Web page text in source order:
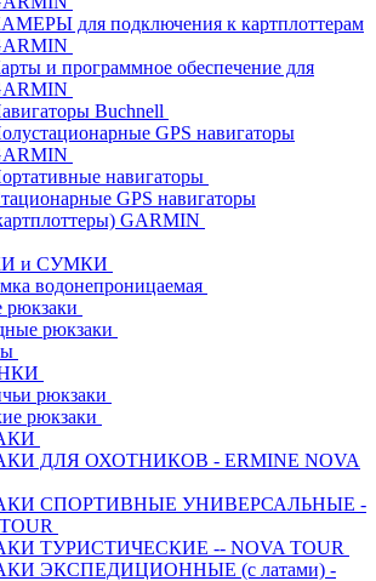
для подключения к картплоттерам
и программное обеспечение для
Buchnell
GPS навигаторы
навигаторы
GPS навигаторы
GARMIN
и СУМКИ
водонепроницаемая
рюкзаки
рюкзаки
рюкзаки
рюкзаки
ДЛЯ ОХОТНИКОВ - ERMINE NOVA
СПОРТИВНЫЕ УНИВЕРСАЛЬНЫЕ -
ТУРИСТИЧЕСКИЕ -- NOVA TOUR
ЭКСПЕДИЦИОННЫЕ (с латами) -